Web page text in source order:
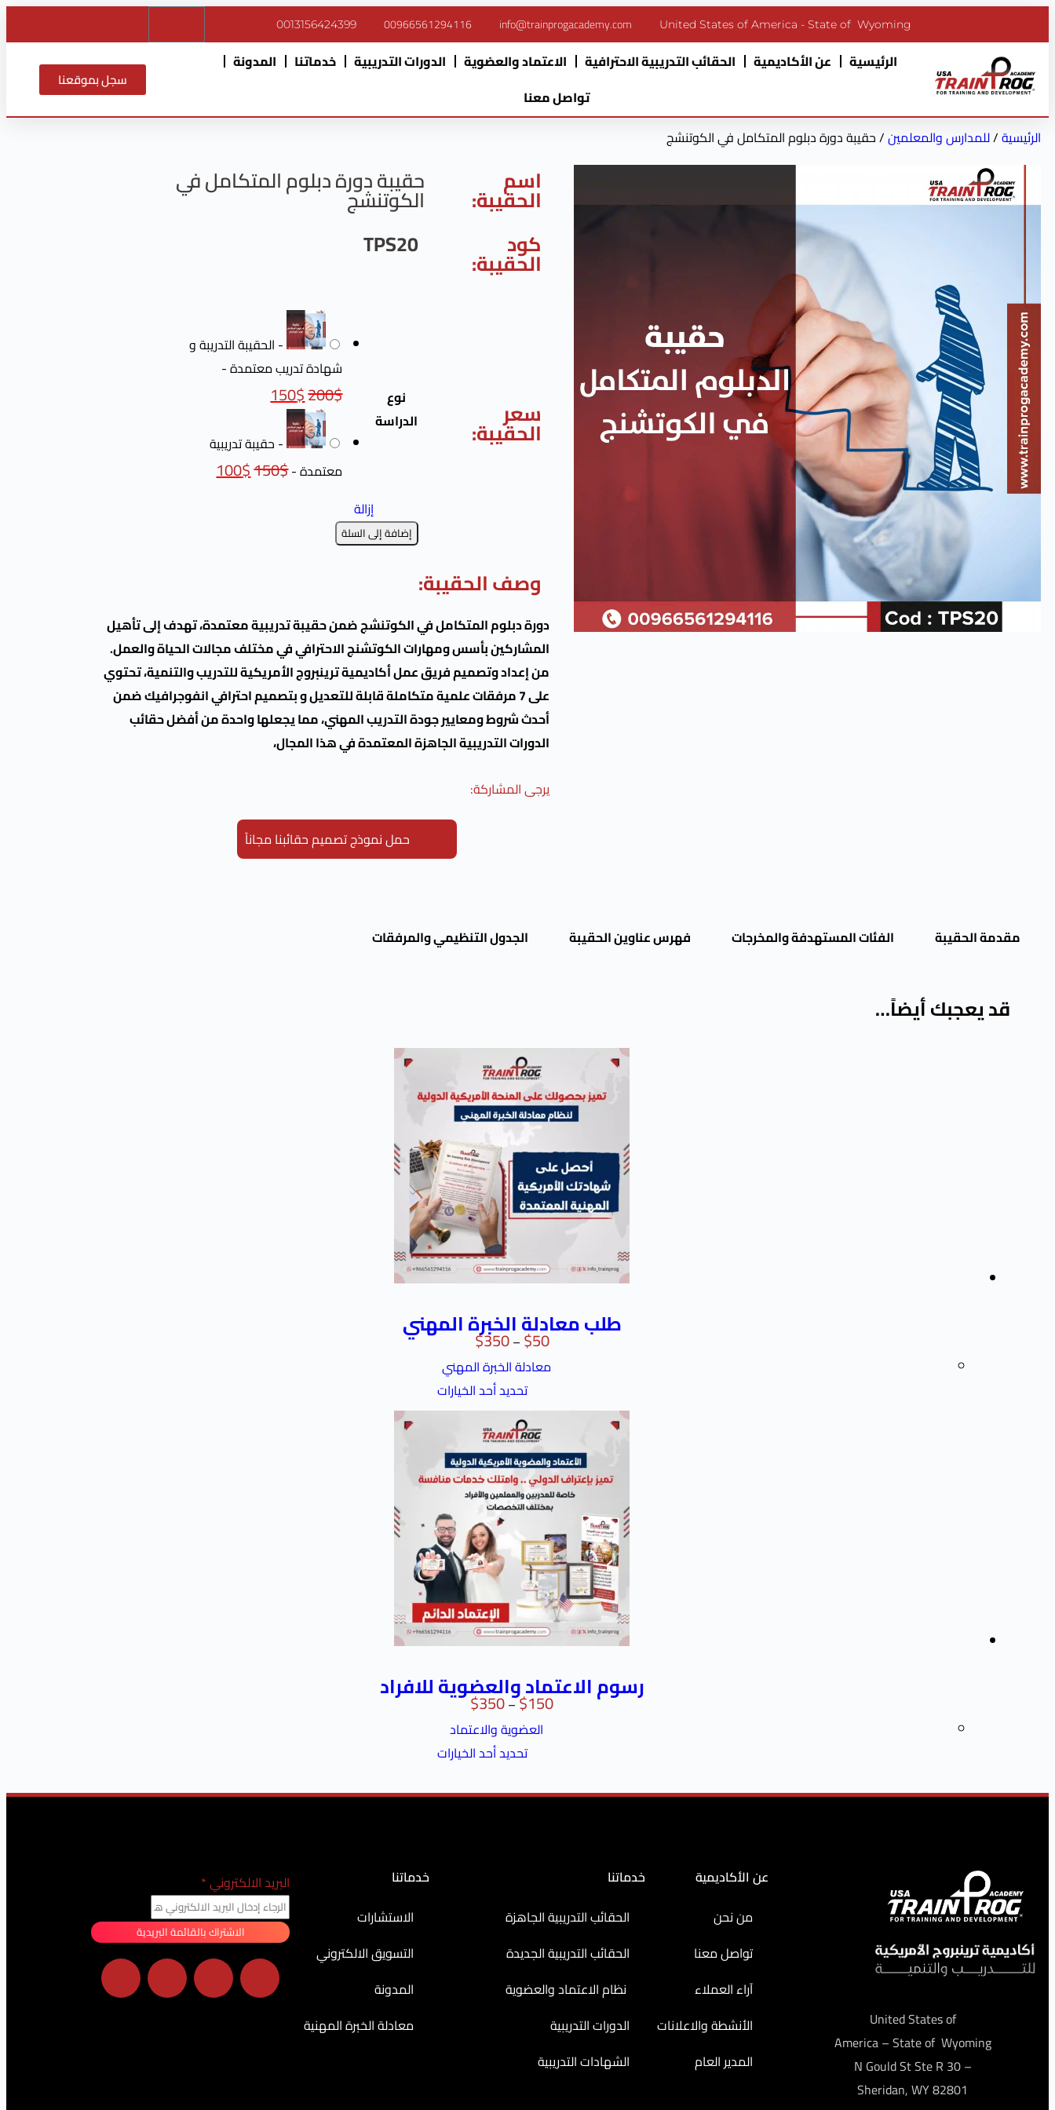
0013156424399 00966561294116 info@trainprogacademy.com United States of America - State of Wyoming
الرئيسية عن الأكاديمية الحقائب التدريبية الاحترافية الاعتماد والعضوية الدورات التدريبية خدماتنا
المدونة
تواصل معنا
سجل بموقعنا
الرئيسية/للمدارس والمعلمين/ حقيبة دورة دبلوم المتكامل في الكوتنشج
اسم
الحقيبة:
حقيبة دورة دبلوم المتكامل في
الكوتنشج
كود
الحقيبة:
TPS20
سعر
الحقيبة:
نوع
الدراسة
- الحقيبة التدريبة و
شهادة تدريب معتمدة-
$
200
$
150
- حقيبة تدريبية
معتمدة-
$
150
$
100
إزالة
إضافة إلى السلة
وصف الحقيبة:
دورة دبلوم المتكامل في الكوتنشجضمن حقيبة تدريبية معتمدة، تهدف إلى تأهيل
المشاركين بأسس ومهارات الكوتشنج الاحترافي في مختلف مجالات الحياة والعمل.
من إعداد وتصميم فريق عمل أكاديمية ترينبروج الأمريكية للتدريب والتنمية، تحتوي
على 7 مرفقات علمية متكاملة قابلة للتعديل و بتصميم احترافي انفوجرافيك ضمن
أحدث شروط ومعايير جودة التدريب المهني، مما يجعلها واحدة من أفضل حقائب
الدورات التدريبية الجاهزة المعتمدة في هذا المجال،
يرجى المشاركة:
حمل نموذج تصميم حقائبنا مجاناً
مقدمة الحقيبة الفئات المستهدفة والمخرجات فهرس عناوين الحقيبة الجدول التنظيمي والمرفقات
قد يعجبك أيضاً…
طلب معادلة الخبرة المهني
$50
–
$350
معادلة الخبرة المهني
تحديد أحد الخيارات
رسوم الاعتماد والعضوية للافراد
$150
–
$350
العضوية والاعتماد
تحديد أحد الخيارات
United States of
America – State of Wyoming
– 30 N Gould St Ste R
Sheridan, WY 82801
عن الأكاديمية
من نحن
تواصل معنا
آراء العملاء
الأنشطة والاعلانات
المدير العام
خدماتنا
الحقائب التدريبية الجاهزة
الحقائب التدريبية الجديدة
نظام الاعتماد والعضوية
الدورات التدريبية
الشهادات التدريبية
خدماتنا
الاستشارات
التسويق الالكتروني
المدونة
معادلة الخبرة المهنية
البريد الالكتروني*
الاشتراك بالقائمة البريدية